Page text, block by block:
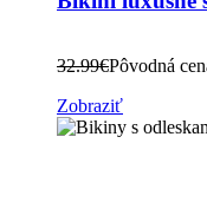
32.99€Pôvodná
Zobraziť